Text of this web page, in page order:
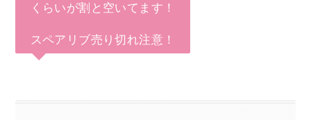
くらいが割と空いてます！
スペアリブ売り切れ注意！